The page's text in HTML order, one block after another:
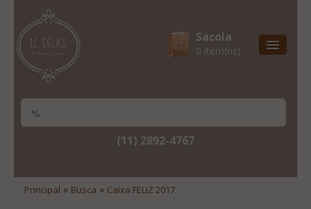
Sacola
0 item(ns)
Natal & 2017
Lista De Desejos
Minha Conta
(11) 2892-4767
Principal » Busca » Caixa FELIZ 2017